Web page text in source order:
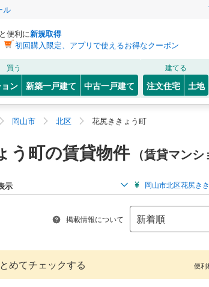
ル
便利に新規取得
初回購入限定、アプリで使えるお得なクーポン
買う
ン 新築一戸建て 中古一戸建て
建てる
注文住宅 土地
岡山市 北区 花尻ききょう町
う町の賃貸物件 （賃貸マン
示 岡山市北区花尻き
掲載情報について
めてチェックする 便利